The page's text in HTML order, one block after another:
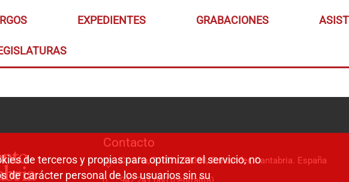
EXPEDIENTES GRABACIONES
Contacto
C/ Alta, 31-33 / 39008, Santander, Cantabria. España
de terceros y propias para optimizar el servicio, no
de carácter personal de los usuarios sin su